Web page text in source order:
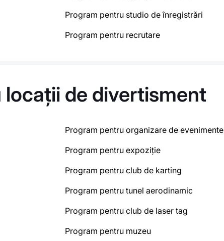
Program pentru studio de înregistrări
Program pentru recrutare
de divertisment
Program pentru organizare de evenimente
Program pentru expoziție
Program pentru club de karting
Program pentru tunel aerodinamic
Program pentru club de laser tag
Program pentru muzeu